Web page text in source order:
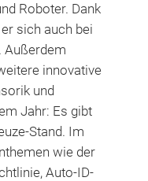
Roboter. Dank
sich auch bei
Außerdem
innovative
und
Jahr: Es gibt
Stand. Im
wie der
Auto-ID-